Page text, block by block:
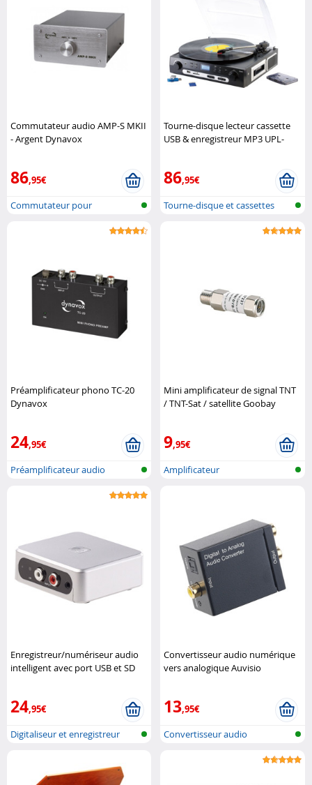
Commutateur audio AMP-S MKII
- Argent Dynavox
86,95€
Commutateur pour
Tourne-disque lecteur cassette
USB & enregistreur MP3 UPL-
86,95€
Tourne-disque et cassettes
Préamplificateur phono TC-20
Dynavox
24,95€
Préamplificateur audio
Mini amplificateur de signal TNT
/ TNT-Sat / satellite Goobay
9,95€
Amplificateur
Enregistreur/numériseur audio
intelligent avec port USB et SD
24,95€
Digitaliseur et enregistreur
Convertisseur audio numérique
vers analogique Auvisio
13,95€
Convertisseur audio